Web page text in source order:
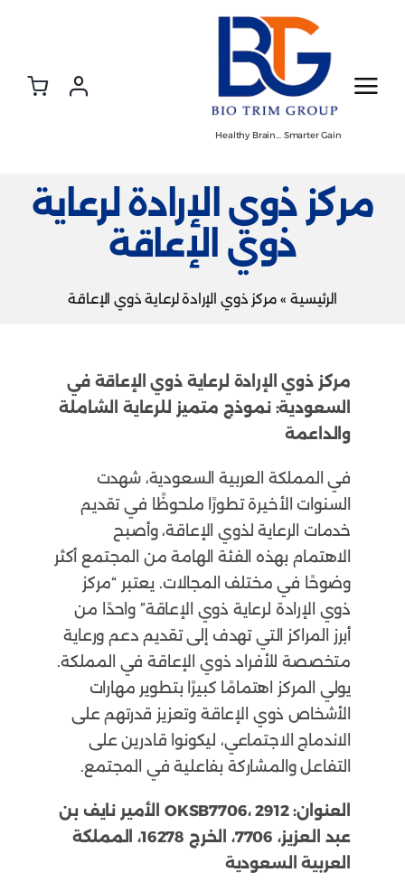
Healthy Brain… Smarter Gain
مركز ذوي الإرادة لرعاية
ذوي الإعاقة
الرئيسية» مركز ذوي الإرادة لرعاية ذوي الإعاقة
مركز ذوي الإرادة لرعاية ذوي الإعاقة في
السعودية: نموذج متميز للرعاية الشاملة
والداعمة
في المملكة العربية السعودية، شهدت
السنوات الأخيرة تطورًا ملحوظًا في تقديم
خدمات الرعاية لذوي الإعاقة، وأصبح
الاهتمام بهذه الفئة الهامة من المجتمع أكثر
وضوحًا في مختلف المجالات. يعتبر “مركز
ذوي الإرادة لرعاية ذوي الإعاقة” واحدًا من
أبرز المراكز التي تهدف إلى تقديم دعم ورعاية
متخصصة للأفراد ذوي الإعاقة في المملكة.
يولي المركز اهتمامًا كبيرًا بتطوير مهارات
الأشخاص ذوي الإعاقة وتعزيز قدرتهم على
الاندماج الاجتماعي، ليكونوا قادرين على
التفاعل والمشاركة بفاعلية في المجتمع.
العنوان:
OKSB7706، 2912 الأمير نايف بن
عبد العزيز، 7706، الخرج 16278، المملكة
العربية السعودية